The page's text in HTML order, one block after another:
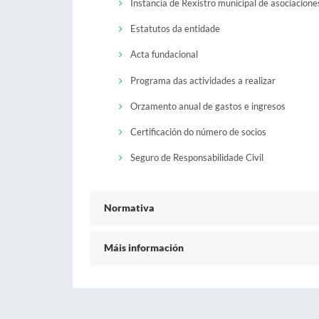
Instancia de Rexistro municipal de
Estatutos da entidade
Acta fundacional
Programa das actividades a realizar
Orzamento anual de gastos e ingresos
Certificación do número de socios
Seguro de Responsabilidade Civil
Normativa
Máis información